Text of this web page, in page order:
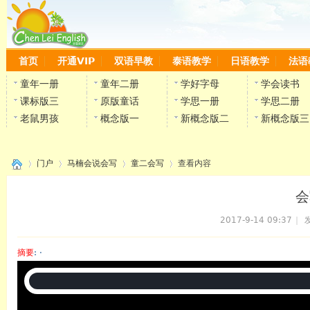
首页 开通VIP 双语早教 泰语教学 日语教学 法语
童年一册 童年二册 学好字母
学会读书
课标版三
原版童话 学思一册
学思二册
老鼠男孩
概念版一 新概念版二 新概念版三
陈雷
门户 马楠会说会写 童二会写 查看内容
2017-9-14 09:37
摘要: ·